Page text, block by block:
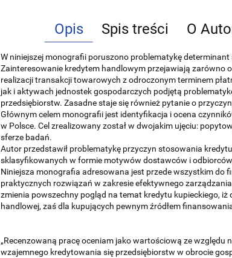
Opis Spis treści O
W niniejszej monografii poruszono problematykę
Zainteresowanie kredytem handlowym przejawiają zarówno
realizacji transakcji towarowych z odroczonym terminem
jak i aktywach jednostek gospodarczych podjętą
przedsiębiorstw. Zasadne staje się również pytanie o
Głównym celem monografii jest identyfikacja i ocena
w Polsce. Cel zrealizowany został w dwojakim ujęciu:
sferze badań.
Autor przedstawił problematykę przyczyn stosowania
sklasyfikowanych w formie motywów dostawców i
Niniejsza monografia adresowana jest przede wszystkim do
praktycznych rozwiązań w zakresie efektywnego
zmienia powszechny pogląd na temat kredytu kupieckiego,
handlowej, zaś dla kupujących pewnym źródłem
„Recenzowaną pracę oceniam jako wartościową ze
wzajemnego kredytowania się przedsiębiorstw w obrocie